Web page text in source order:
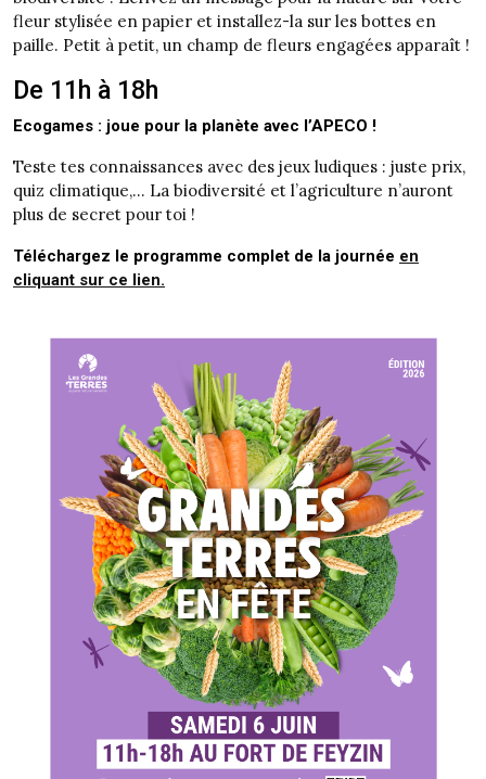
fleur stylisée en papier et installez-la sur les bottes en
paille. Petit à petit, un champ de fleurs engagées apparaît !
De 11h à 18h
Ecogames : joue pour la planète avec l’APECO !
Teste tes connaissances avec des jeux ludiques : juste prix,
quiz climatique,… La biodiversité et l’agriculture n’auront
plus de secret pour toi !
Téléchargez le programme complet de la journée en
cliquant sur ce lien.